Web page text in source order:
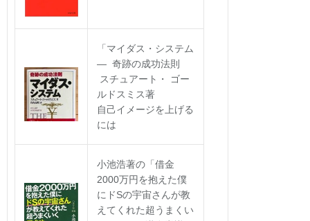
「マイダス・システム
― 奇跡の成功法則
スチュアート・ ゴー
ルドスミス著
自己イメージを上げる
には
小池浩著の「借金
2000万円を抱えた僕
にドSの宇宙さんが教
えてくれた超うまくい